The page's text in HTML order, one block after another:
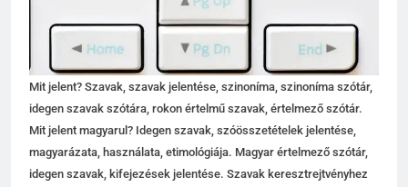
Mit jelent? Szavak, szavak jelentése, szinoníma, szinoníma szótár,
idegen szavak szótára, rokon értelmű szavak, értelmező szótár.
Mit jelent magyarul? Idegen szavak, szóösszetételek jelentése,
magyarázata, használata, etimológiája. Magyar értelmező szótár,
idegen szavak, kifejezések jelentése. Szavak keresztrejtvényhez